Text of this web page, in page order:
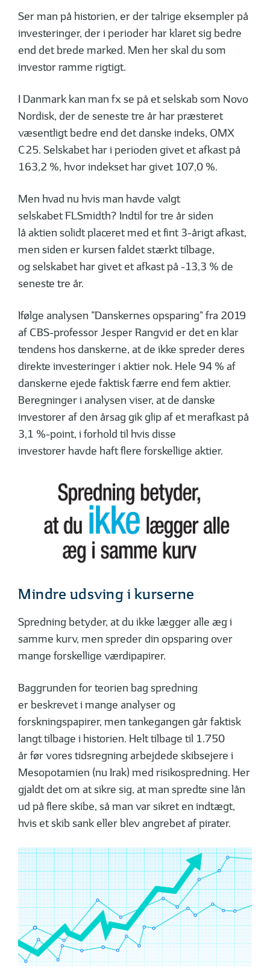
Ser man på historien, er der talrige eksempler på
investeringer, der i perioder har klaret sig bedre
end det brede marked. Men her skal du som
investor ramme rigtigt.
I Danmark kan man fx se på et selskab som Novo
Nordisk, der de seneste tre år har præsteret
væsentligt bedre end det danske indeks, OMX
C25. Selskabet har i perioden givet et afkast på
163,2 %, hvor indekset har givet 107,0 %.
Men hvad nu hvis man havde valgt
selskabet FLSmidth? Indtil for tre år siden
lå aktien solidt placeret med et fint 3-årigt afkast,
men siden er kursen faldet stærkt tilbage,
og selskabet har givet et afkast på -13,3 % de
seneste tre år.
Ifølge analysen ”Danskernes opsparing” fra 2019
af CBS-professor Jesper Rangvid er det en klar
tendens hos danskerne, at de ikke spreder deres
direkte investeringer i aktier nok. Hele 94 % af
danskerne ejede faktisk færre end fem aktier.
Beregninger i analysen viser, at de danske
investorer af den årsag gik glip af et merafkast på
3,1 %-point, i forhold til hvis disse
investorer havde haft flere forskellige aktier.
Mindre udsving i kurserne
Spredning betyder, at du ikke lægger alle æg i
samme kurv, men spreder din opsparing over
mange forskellige værdipapirer.
Baggrunden for teorien bag spredning
er beskrevet i mange analyser og
forskningspapirer, men tankegangen går faktisk
langt tilbage i historien. Helt tilbage til 1.750
år før vores tidsregning arbejdede skibsejere i
Mesopotamien (nu Irak) med risikospredning. Her
gjaldt det om at sikre sig, at man spredte sine lån
ud på flere skibe, så man var sikret en indtægt,
hvis et skib sank eller blev angrebet af pirater.